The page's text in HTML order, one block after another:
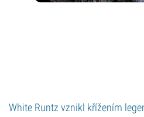
White Runtz vznikl křížením